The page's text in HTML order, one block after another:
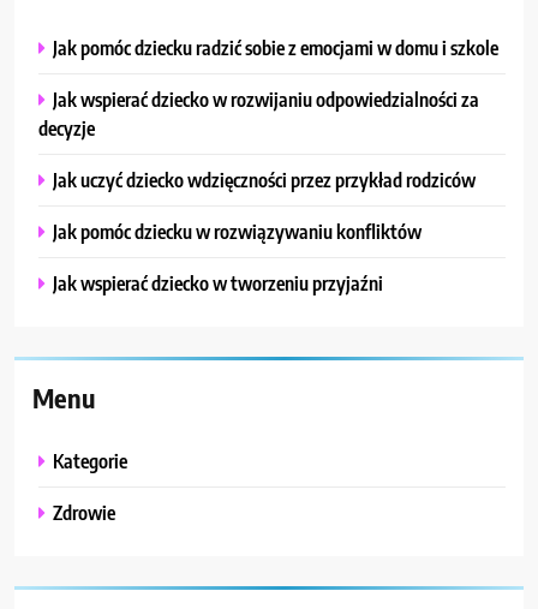
Jak pomóc dziecku radzić sobie z emocjami w domu i szkole
Jak wspierać dziecko w rozwijaniu odpowiedzialności za
decyzje
Jak uczyć dziecko wdzięczności przez przykład rodziców
Jak pomóc dziecku w rozwiązywaniu konfliktów
Jak wspierać dziecko w tworzeniu przyjaźni
Menu
Kategorie
Zdrowie